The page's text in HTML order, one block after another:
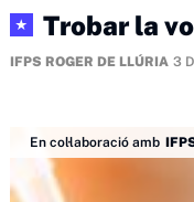
★ Trobar la
IFPS ROGER DE LLÚRIA 3
En col·laboració amb